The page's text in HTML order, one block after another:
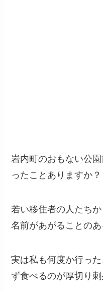
岩内町のおもない公
ったことありますか？
若い移住者の人たち
名前があがることのあ
実は私も何度か行っ
ず食べるのが厚切り